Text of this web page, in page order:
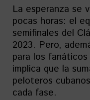
La esperanza se
pocas horas: el
semifinales del
2023. Pero,
para los
implica que la
peloteros
cada fase.